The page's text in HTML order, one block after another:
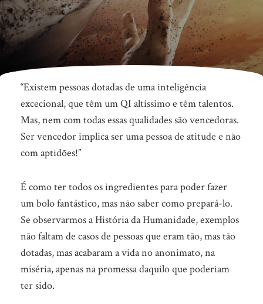
Quem
(só)
espera
nunca
alcança!
“Existem pessoas dotadas de uma inteligência
excecional, que têm um QI altíssimo e têm talentos.
Mas, nem com todas essas qualidades são vencedoras.
Ser vencedor implica ser uma pessoa de atitude e não
com aptidões!”
É como ter todos os ingredientes para poder fazer
um bolo fantástico, mas não saber como prepará-lo.
Se observarmos a História da Humanidade, exemplos
não faltam de casos de pessoas que eram tão, mas tão
dotadas, mas acabaram a vida no anonimato, na
miséria, apenas na promessa daquilo que poderiam
ter sido.